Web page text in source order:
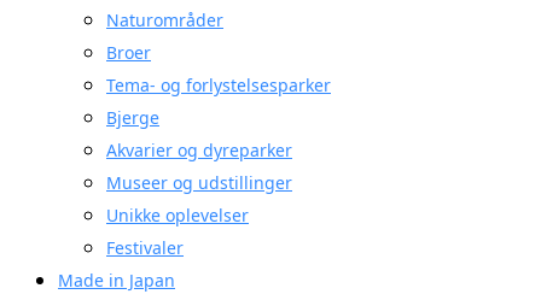
Naturområder
Broer
Tema- og forlystelsesparker
Bjerge
Akvarier og dyreparker
Museer og udstillinger
Unikke oplevelser
Festivaler
Made in Japan